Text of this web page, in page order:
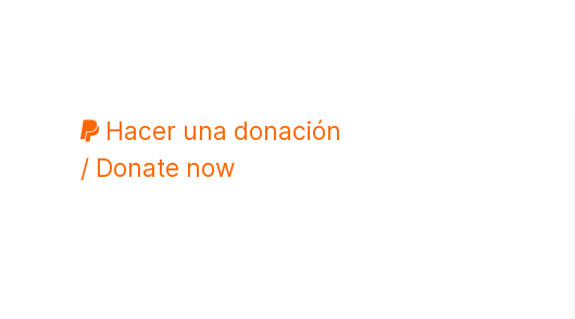
Hacer una donación
/ Donate now